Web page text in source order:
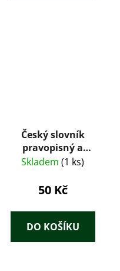
Český slovník
pravopisný a
tvaroslovný
Skladem (1 ks)
50 Kč
DO KOŠÍKU